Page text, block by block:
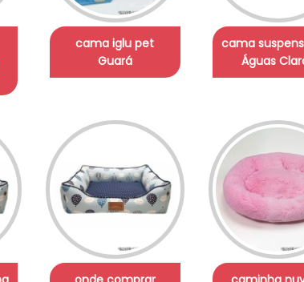
cama iglu pet
Guará
cama
Águas